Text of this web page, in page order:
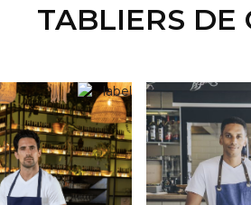
TABLIERS DE